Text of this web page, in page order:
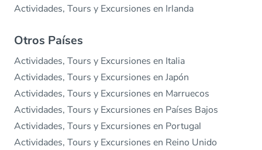
Actividades, Tours y Excursiones en Irlanda
Otros Países
Actividades, Tours y Excursiones en Italia
Actividades, Tours y Excursiones en Japón
Actividades, Tours y Excursiones en Marruecos
Actividades, Tours y Excursiones en Países Bajos
Actividades, Tours y Excursiones en Portugal
Actividades, Tours y Excursiones en Reino Unido